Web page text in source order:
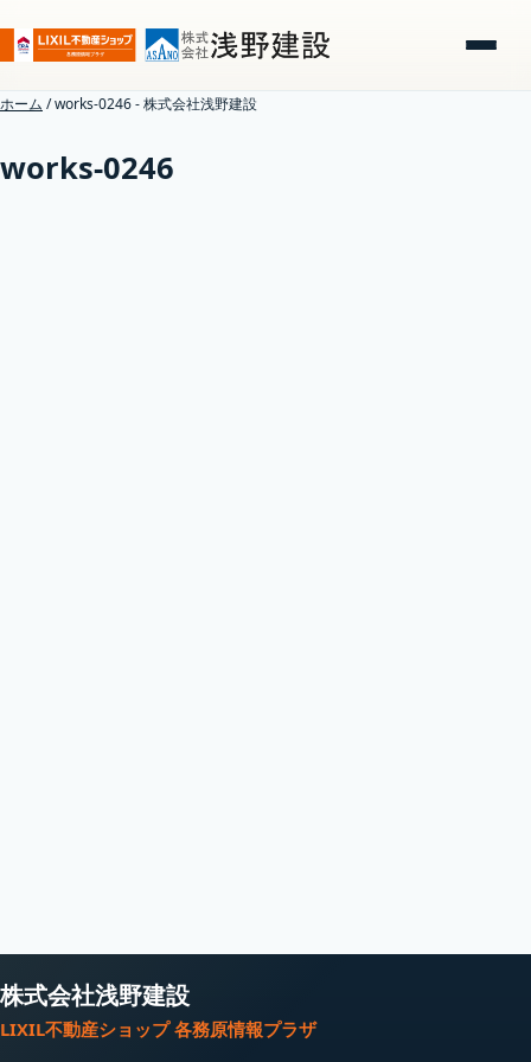
ホーム /works-0246 - 株式会社浅野建設
works-0246
株式会社浅野建設
LIXIL不動産ショップ 各務原情報プラザ